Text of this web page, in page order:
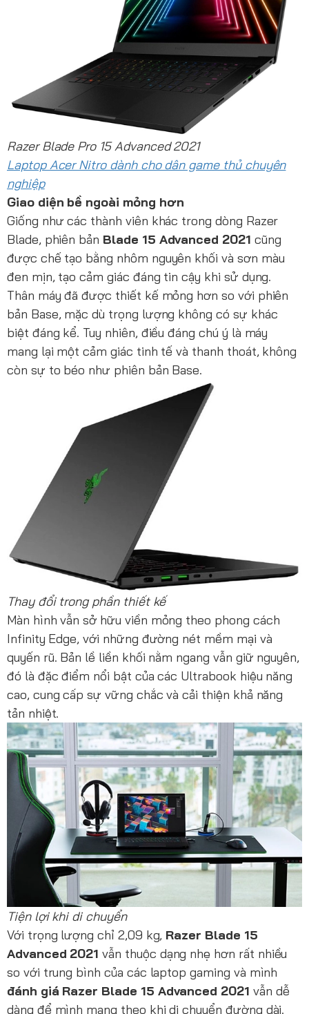
Razer Blade Pro 15 Advanced 2021
Laptop Acer Nitro dành cho dân game thủ chuyên
nghiệp
Giao diện bề ngoài mỏng hơn
Giống như các thành viên khác trong dòng Razer
Blade, phiên bản Blade 15 Advanced 2021 cũng
được chế tạo bằng nhôm nguyên khối và sơn màu
đen mịn, tạo cảm giác đáng tin cậy khi sử dụng.
Thân máy đã được thiết kế mỏng hơn so với phiên
bản Base, mặc dù trọng lượng không có sự khác
biệt đáng kể. Tuy nhiên, điều đáng chú ý là máy
mang lại một cảm giác tinh tế và thanh thoát, không
còn sự to béo như phiên bản Base.
Thay đổi trong phần thiết kế
Màn hình vẫn sở hữu viền mỏng theo phong cách
Infinity Edge, với những đường nét mềm mại và
quyến rũ. Bản lề liền khối nằm ngang vẫn giữ nguyên,
đó là đặc điểm nổi bật của các Ultrabook hiệu năng
cao, cung cấp sự vững chắc và cải thiện khả năng
tản nhiệt.
Tiện lợi khi di chuyển
Với trọng lượng chỉ 2,09 kg, Razer Blade 15
Advanced 2021 vẫn thuộc dạng nhẹ hơn rất nhiều
so với trung bình của các laptop gaming và mình
đánh giá Razer Blade 15 Advanced 2021 vẫn dễ
dàng để mình mang theo khi di chuyển đường dài.